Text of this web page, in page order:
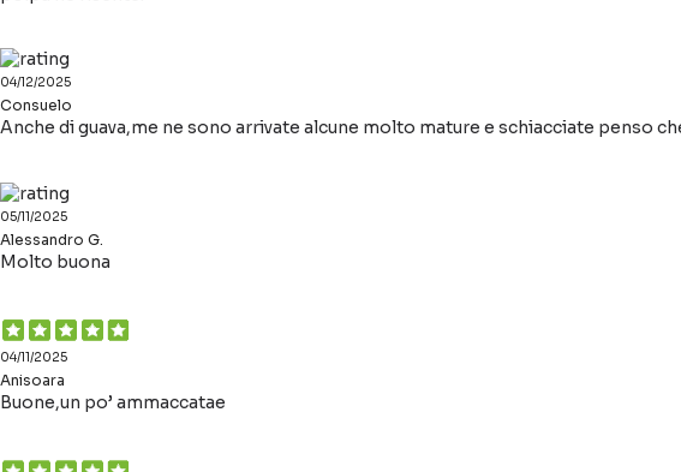
04/12/2025
Consuelo
Anche di guava,me ne sono arrivate alcune molto mature e schiacciate penso
05/11/2025
Alessandro G.
Molto buona
04/11/2025
Anisoara
Buone,un po’ ammaccatae